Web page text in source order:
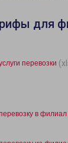
для
перевозки
в филиал